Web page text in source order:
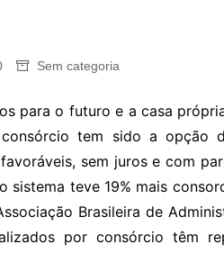
Sem categoria
para o futuro e a casa
tem sido a opção
sem juros e com
sistema teve 19% mais
Brasileira de
por consórcio têm